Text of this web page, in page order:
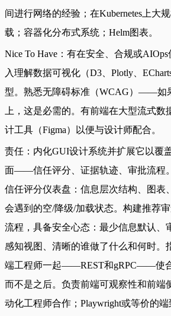
间进行网络的经验；在Kubernetes上大
载；容器化分布式系统；Helm图表。
Nice To Have：有在安全、合规或
入理解数据可视化（D3、Plotly、
型。熟悉无障碍标准（WCAG）——如
上，这是必需的。有前端在大型流式
计工具（Figma）以便与设计师配合。
责任：内化GUI设计系统并扩展它以覆
面——信任评分、证据轨迹、审批流程。
信任评分仪表盘：信息层次结构、图表
会遇到的空/降级/加载状态。构建推荐
流程，具备安全心态：最少信息默认、
感知视图、清晰的谁做了什么和何时。
端工程师一起——REST和gRPC——使合
而不是之后。负责前端可观察性和前端
动化工程师合作；Playwright或等价的端